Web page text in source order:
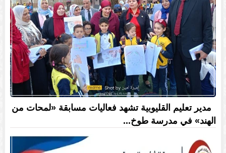
مدير تعليم القليوبية تشهد فعاليات مسابقة «لمحات من
الهند» في مدرسة طوخ...